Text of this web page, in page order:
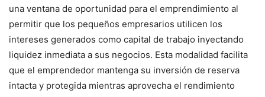
una ventana de oportunidad para el emprendimiento al
permitir que los pequeños empresarios utilicen los
intereses generados como capital de trabajo inyectando
liquidez inmediata a sus negocios. Esta modalidad facilita
que el emprendedor mantenga su inversión de reserva
intacta y protegida mientras aprovecha el rendimiento